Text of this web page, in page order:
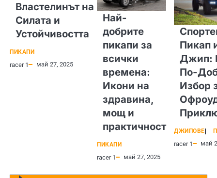
Властелинът на
Силата и
Устойчивостта
ПИКАПИ
racer 1 май 27, 2025
Най-
добрите
пикапи за
всички
времена:
Икони на
здравина,
мощ и
практичност
ПИКАПИ
racer 1 май 27, 2025
Пикап
Джип:
По-
Избор
ДЖИПОВЕ
racer 1 май